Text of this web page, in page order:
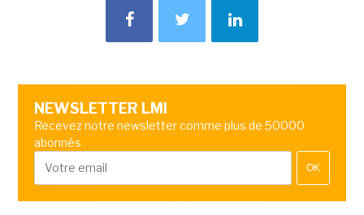
NEWSLETTER LMI
Recevez notre newsletter comme plus de 50000
abonnés
OK